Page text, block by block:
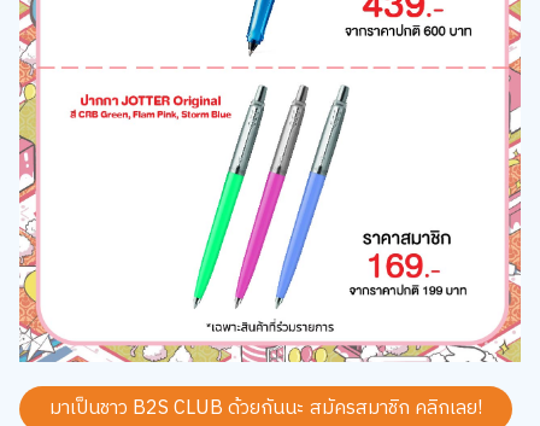
มาเป็นชาว B2S CLUB ด้วยกันนะ สมัครสมาชิก คลิกเลย!